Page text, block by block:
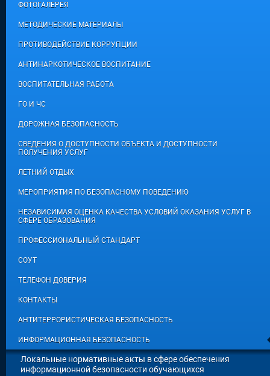
ФОТОГАЛЕРЕЯ
МЕТОДИЧЕСКИЕ МАТЕРИАЛЫ
ПРОТИВОДЕЙСТВИЕ КОРРУПЦИИ
АНТИНАРКОТИЧЕСКОЕ ВОСПИТАНИЕ
ВОСПИТАТЕЛЬНАЯ РАБОТА
ГО И ЧС
ДОРОЖНАЯ БЕЗОПАСНОСТЬ
СВЕДЕНИЯ О ДОСТУПНОСТИ ОБЪЕКТА И ДОСТУПНОСТИ
ПОЛУЧЕНИЯ УСЛУГ
ЛЕТНИЙ ОТДЫХ
МЕРОПРИЯТИЯ ПО БЕЗОПАСНОМУ ПОВЕДЕНИЮ
НЕЗАВИСИМАЯ ОЦЕНКА КАЧЕСТВА УСЛОВИЙ ОКАЗАНИЯ УСЛУГ В
СФЕРЕ ОБРАЗОВАНИЯ
ПРОФЕССИОНАЛЬНЫЙ СТАНДАРТ
СОУТ
ТЕЛЕФОН ДОВЕРИЯ
КОНТАКТЫ
АНТИТЕРРОРИСТИЧЕСКАЯ БЕЗОПАСНОСТЬ
ИНФОРМАЦИОННАЯ БЕЗОПАСНОСТЬ
Локальные нормативные акты в сфере обеспечения
информационной безопасности обучающихся